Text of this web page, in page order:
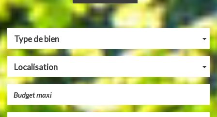
Type de bien
Localisation